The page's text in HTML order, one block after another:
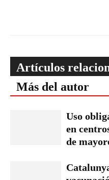
Artículos
Más del autor
Uso
en
de